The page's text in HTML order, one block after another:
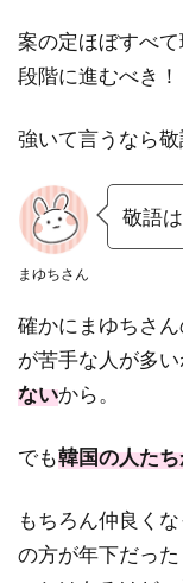
案の定ほぼすべ
段階に進むべき！
強いて言うなら敬
まゆちさん
敬語
確かにまゆちさ
が苦手な人が多
ないから。
でも韓国の人た
もちろん仲良く
の方が年下だっ